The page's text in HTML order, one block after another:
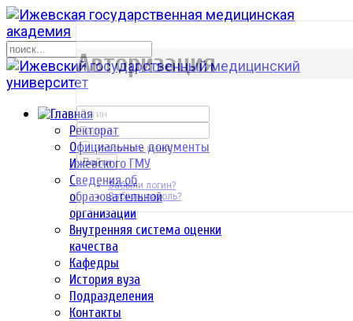
Ректорат
Официальные документы
Ижевского ГМУ
Сведения об
образовательной
организации
Внутренняя система оценки
качества
Кафедры
История вуза
Подразделения
Контакты
р
Авторизация
Запомнить меня
Войти
Забыли логин?
Забыли пароль?